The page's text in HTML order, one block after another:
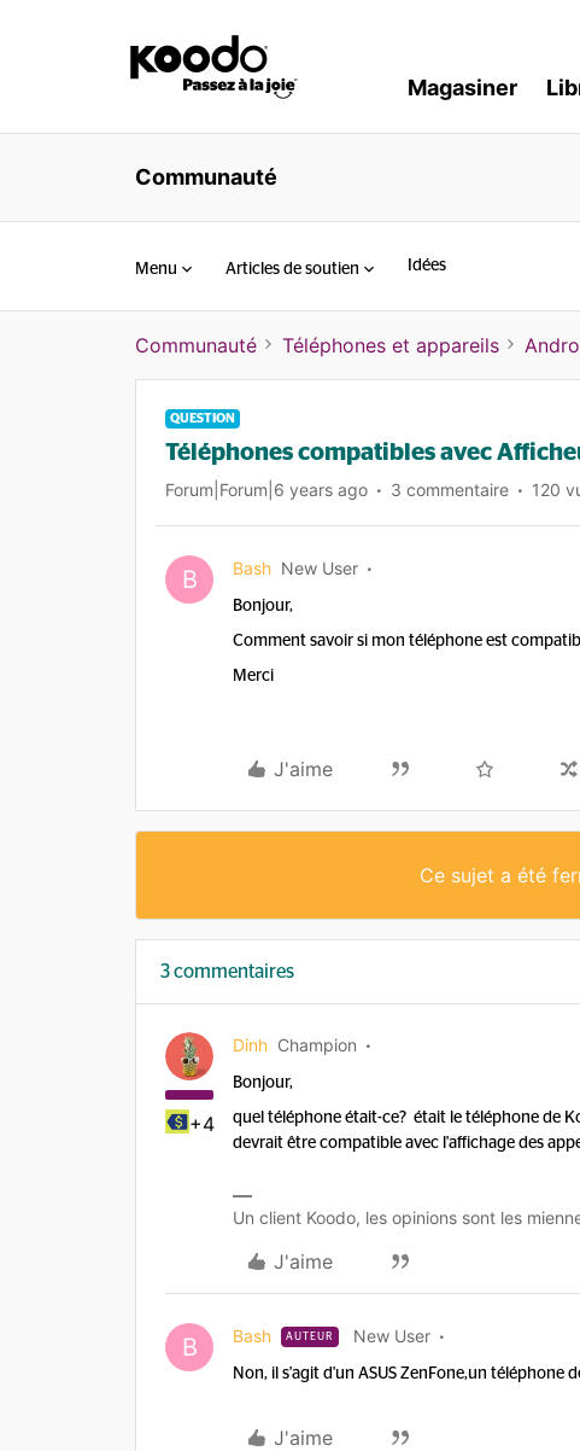
Magasiner
Communauté
Menu Articles de soutien Idées
Communauté Téléphones et appareils
QUESTION
Téléphones compatibles avec
Forum|Forum|6 years ago 3 commentaire 120
B Bash New User
Bonjour,
Comment savoir si mon téléphone est
Merci
J'aime
Ce sujet a été
3 commentaires
+4
Dinh Champion
Bonjour,
quel téléphone était-ce? était le téléphone de
devrait être compatible avec l'affichage des
Un client Koodo, les opinions sont les
J'aime
B Bash AUTEUR New User
Non, il s'agit d'un ASUS ZenFone,un téléphone
J'aime